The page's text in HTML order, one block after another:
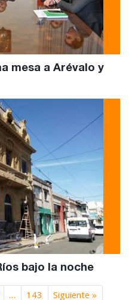
mesa a Arévalo y
bajo la noche
… 143 Siguiente »